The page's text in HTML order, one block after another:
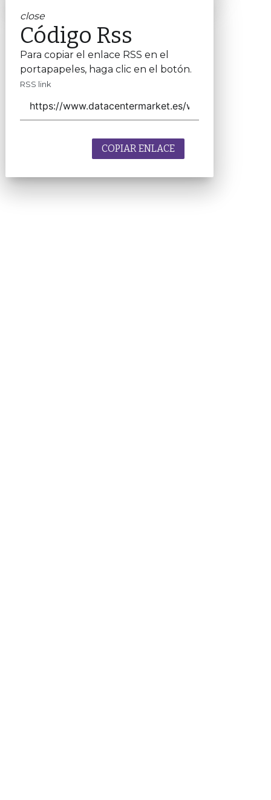
close
Código Rss
Para copiar el enlace RSS en el
portapapeles, haga clic en el botón.
RSS link
COPIAR ENLACE